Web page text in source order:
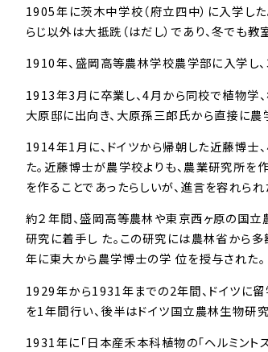
1905年に茨木中学校（府立四中）に入学し
らじ以外は大抵跣（はだし）であり、冬でも教
1910年、盛岡高等農林学校農学部に入学し
1913年3月に卒業し、4月から同校で植物学、
大原邸に出向き、大原孫三郎氏から直接に
1914年1月に、ドイツから帰朝した近藤博士
た。近藤博士が農学校よりも、農業研究所を
を作ることであったらしいが、進言を容れら
約２年間、盛岡高等農林や東京西ヶ原の国
研究に着手し た。この研究には農林省から
年に東大から農学博士の学 位を授与された。
1929年から1931年までの2年間、ドイツに
を1年間行い、後半はドイツ国立農林生物研
1931年に「日本産禾本科植物の「ヘルミント